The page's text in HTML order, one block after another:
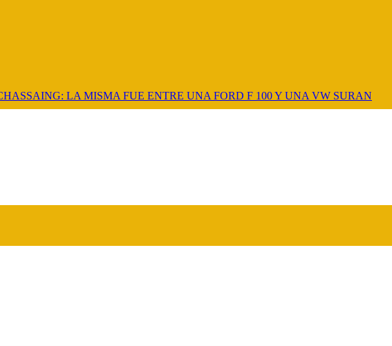
LA MISMA FUE ENTRE UNA FORD F 100 Y UNA VW SURAN